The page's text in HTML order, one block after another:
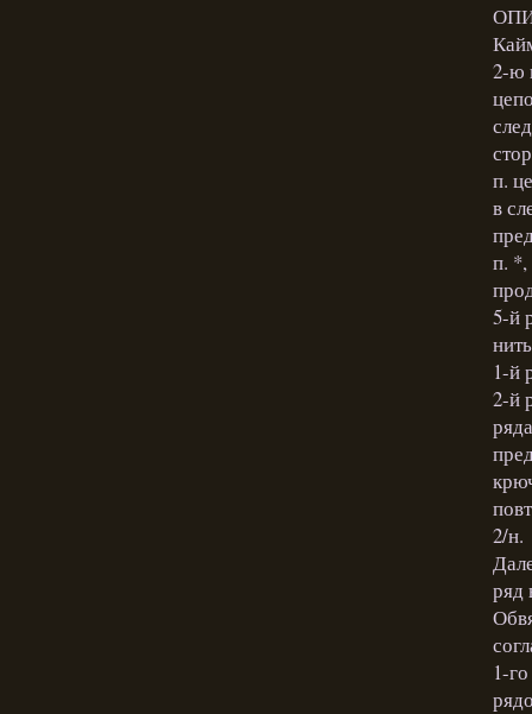
2-ю
п.
в
п. *,
5-й
1-й
2-й
2/н.
ряд
1-